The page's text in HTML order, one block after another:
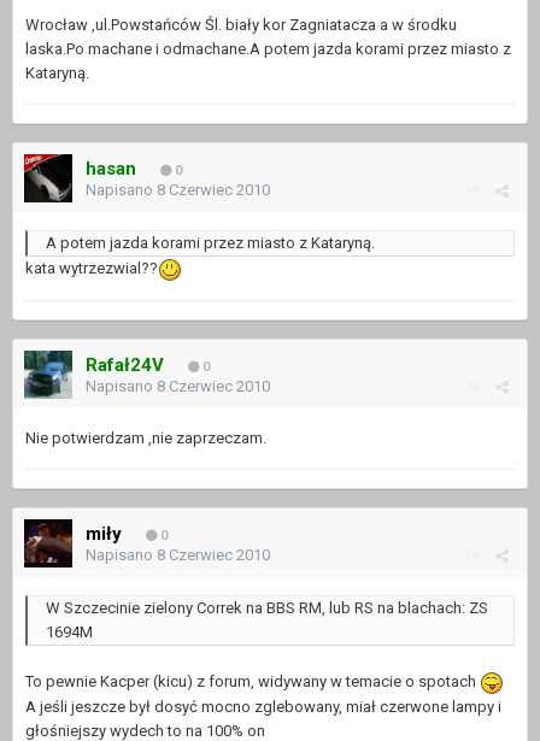
Wrocław ,ul.Powstańców Śl. biały kor Zagniatacza a w środku
laska.Po machane i odmachane.A potem jazda korami przez miasto z
Kataryną.
hasan 0
Napisano 8 Czerwiec 2010
A potem jazda korami przez miasto z Kataryną.
kata wytrzezwial??
Rafał24V 0
Napisano 8 Czerwiec 2010
Nie potwierdzam ,nie zaprzeczam.
miły 0
Napisano 8 Czerwiec 2010
W Szczecinie zielony Correk na BBS RM, lub RS na blachach: ZS
1694M
To pewnie Kacper (kicu) z forum, widywany w temacie o spotach
A jeśli jeszcze był dosyć mocno zglebowany, miał czerwone lampy i
głośniejszy wydech to na 100% on